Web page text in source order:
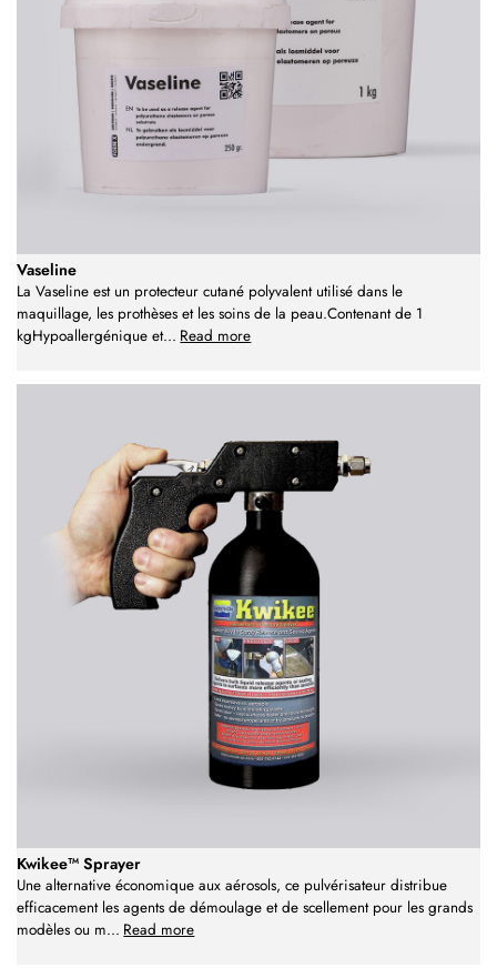
Vaseline
La Vaseline est un protecteur cutané polyvalent utilisé dans le
maquillage, les prothèses et les soins de la peau.Contenant de 1
kgHypoallergénique et... Read more
Kwikee™ Sprayer
Une alternative économique aux aérosols, ce pulvérisateur distribue
efficacement les agents de démoulage et de scellement pour les grands
modèles ou m... Read more